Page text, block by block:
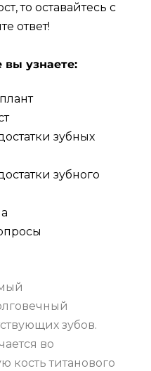
то оставайтесь с
ответ!
вы узнаете:
зубных
зубного
зубов.
во
кость титанового